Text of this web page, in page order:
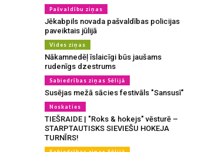
Pašvaldību ziņas
Jēkabpils novada pašvaldības policijas
paveiktais jūlijā
Vides ziņas
Nākamnedēļ īslaicīgi būs jaušams
rudenīgs dzestrums
Sabiedrības ziņas Sēlijā
Susējas mežā sācies festivāls "Sansusī"
Noskaties
TIEŠRAIDE | "Roks & hokejs" vēsturē –
STARPTAUTISKS SIEVIEŠU HOKEJA
TURNĪRS!